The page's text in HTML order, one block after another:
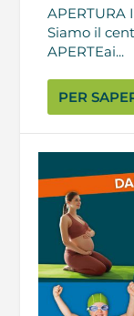
APERTURA
Siamo il
APERTEai...
PER